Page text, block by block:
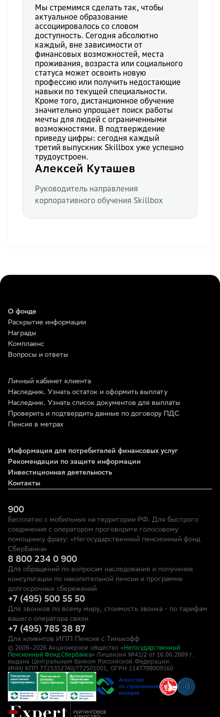
Мы стремимся сделать так, чтобы
актуальное образование
ассоциировалось со словом
доступность. Сегодня абсолютно
каждый, вне зависимости от
финансовых возможностей, места
проживания, возраста или социального
статуса может освоить новую
профессию или получить недостающие
навыки по текущей специальности.
Кроме того, дистанционное обучение
значительно упрощает поиск работы
мечты для людей с ограниченными
возможностями. В подтверждение
приведу цифры: сегодня каждый
третий выпускник Skillbox уже успешно
трудоустроен.
Алексей Куташев
Руководитель направления
корпоративного обучения Skillbox
О фонде
Раскрытие информации
Награды
Комплаенс
Вопросы и ответы
Личный кабинет клиента
Наследник. Узнать остаток и оформить выплату
Наследник. Узнать список документов для выплаты
Проверить и подтвердить данные по договору ПДС
Пенсия в метрах
Информация для потребителей финансовых услуг
Рекомендации по защите информации
Инвестиционная деятельность
Контакты
900
Бесплатно с мобильных на территории РФ. Для быстрого
соединения с оператором проговорите голосовому
помощнику фразу: «Негосударственный пенсионный фонд
СберБанка»
8 800 234 0 900
Для обращений по вопросам наследования и получения
консультации по накопительной пенсии и программе
долгосрочных сбережений
+7 (495) 500 55 50
Для звонков по всему миру, стоимость звонка - по тарифам
вашего оператора связи
+7 (495) 785 38 87
Для клиентов ИПП Пенсия с Тинькофф
© 2009–2026 Акционерное общество « Негосударственный
Пенсионный Фонд Сбербанка» Лицензия №41/2 от 16.06.2009 г.
выдана Центральным банком Российской Федерации.
ИНН/ КПП 7725352740/772501001, ОГРН 1147799009160